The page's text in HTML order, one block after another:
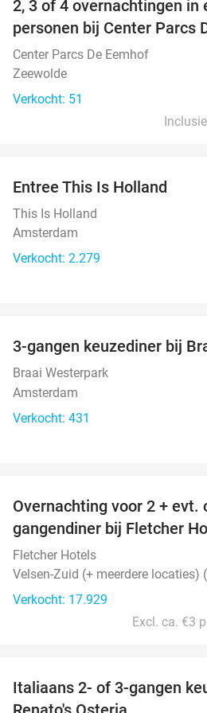
2, 3 of 4 overnachtingen in
personen bij Center Parcs
Center Parcs De Eemhof
Zeewolde
Verkocht: 51
Entree This Is Holland
This Is Holland
Amsterdam
Verkocht: 2.279
3-gangen keuzediner bij
Braai Westerpark
Amsterdam
Verkocht: 431
Overnachting voor 2 + evt.
gangendiner bij Fletcher
Fletcher Hotels
Velsen-Zuid (+ meerdere locaties)
Verkocht: 17.929
Excl. ca. €3
Italiaans 2- of 3-gangen